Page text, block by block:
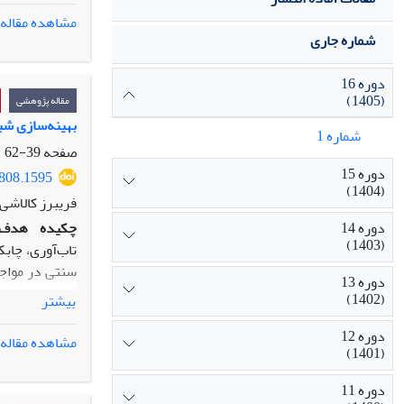
اول آن
الگوریتم
خرابی
گردد. در
پیشین،
برود.
یافتهها:
افزایش
در جهت
اصالت/
های
مشاهده مقاله
مقاله پژوهشی
بهینه‌سازی
صفحه39-62
فریبرز
چکیده
تاب‌آوری،
سنتی در
دارند.
روش‌شناسی
فصلی در
نظام‌مند
از تکنیک
بیشتر
مشاهده مقاله
شماره جاری
دوره 16
(1405)
شماره 1
دوره 15
(1404)
دوره 14
(1403)
دوره 13
(1402)
دوره 12
(1401)
دوره 11